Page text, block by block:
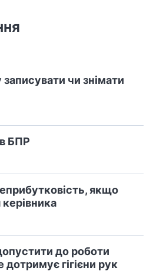
чи знімати
БПР
якщо
до роботи
дотримує гігієни рук